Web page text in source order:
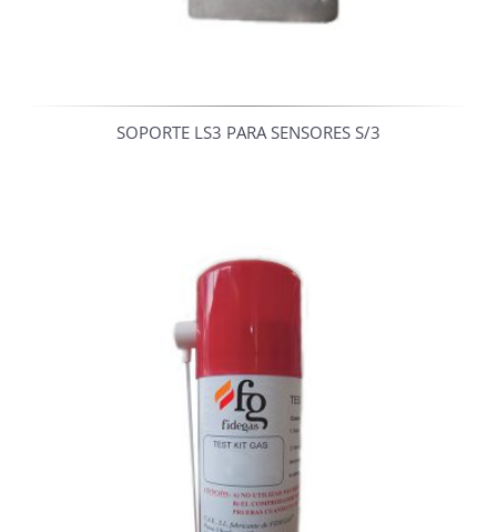
SOPORTE LS3 PARA SENSORES S/3